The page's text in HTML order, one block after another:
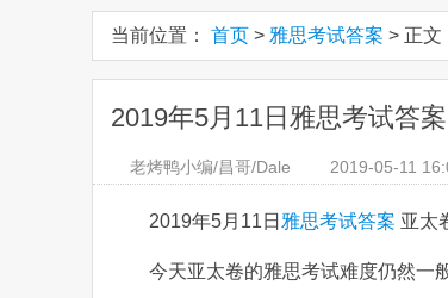
当前位置： 首页 > 雅思考试答案 > 正文
2019年5月11日雅思考试答
老烤鸭小编/昌哥/Dale 2019-05-11
2019年5月11日 雅思考试答案 亚太
今天亚太卷的雅思考试难度仍然一